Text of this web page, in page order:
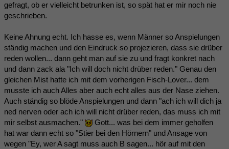
gefragt, ob er vielleicht betrunken ist, so spät hat er mir noch nie
geschrieben.
Keine Ahnung echt. Ich hasse es, wenn Männer so Anspielungen
ständig machen und den Eindruck so projezieren, dass sie drüber
reden wollen... dann geht man auf sie zu und fragt konkret nach
und dann zack ala "Ich will doch nicht drüber reden." Genau den
gleichen Mist hatte ich mit dem vorherigen Fisch-Lover... dem
musste ich auch Alles aber auch echt alles aus der Nase ziehen.
Auch ständig so blöde Anspielungen und dann "ach ich will dich ja
ned nerven oder ach ich will nicht drüber reden, das muss ich mit
mir selbst ausmachen."
Gott... was bei dem immer geholfen
hat war dann echt so "Stier bei den Hörnern" und Ansage von
wegen "Ey, wer A sagt muss auch B sagen... hör auf mit den